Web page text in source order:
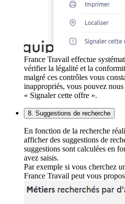
France Travail effectue
vérifier la légalité et la
malgré ces contrôles vous
inappropriés, vous pouvez
« Signaler cette offre ».
8. Suggestions de recherche
En fonction de la recherche
afficher des suggestions de
suggestions sont calculées en
avez saisis.
Par exemple si vous cherchez
France Travail peut vous